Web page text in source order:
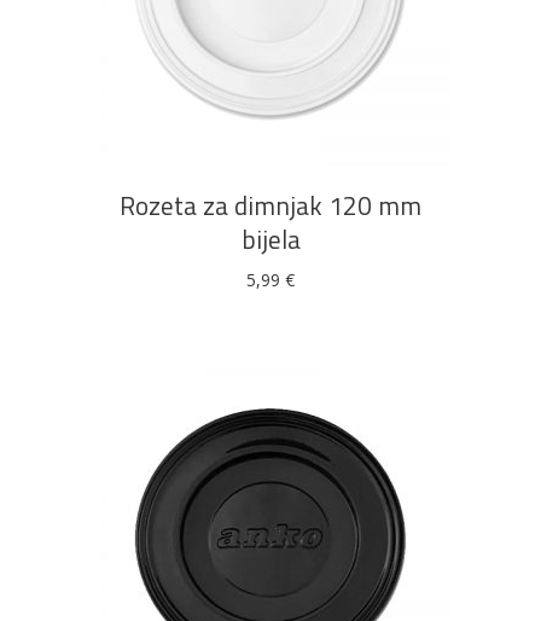
Metalna
galanterija
Vijčana
roba
Okovi
Bicikli
DODAJ U KOŠARICU
Rozeta za dimnjak 120 mm
bijela
5,99 €